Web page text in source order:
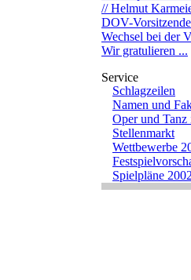
// Helmut
DOV-
Wechsel bei der
Wir gratulieren ...
Schlagzeilen
Namen und
Oper und
Stellenmarkt
Wettbewerbe
Spielpläne